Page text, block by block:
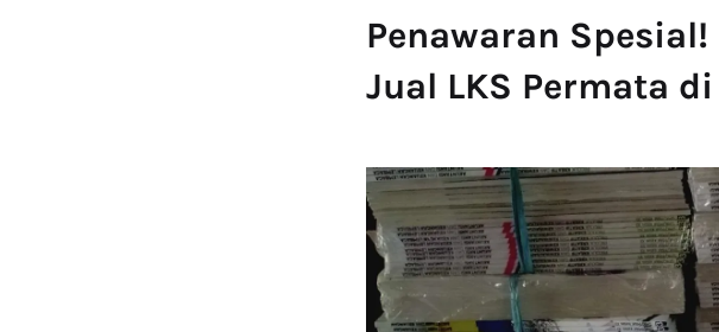
Penawaran
Jual LKS Permata